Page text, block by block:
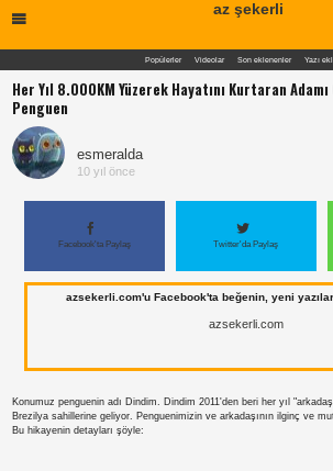
az şekerli
Popülerler Videolar Son eklenenler Yazı
Her Yıl 8.000KM Yüzerek Hayatını Kurtaran
Penguen
esmeralda
10 yıl önce
Facebook'ta Paylaş Twitter'da Paylaş
azsekerli.com'u Facebook'ta beğenin, yeni
azsekerli.com
Konumuz penguenin adı Dindim. Dindim 2011'den beri her yıl
Brezilya sahillerine geliyor. Penguenimizin ve arkadaşının ilginç ve
Bu hikayenin detayları şöyle: